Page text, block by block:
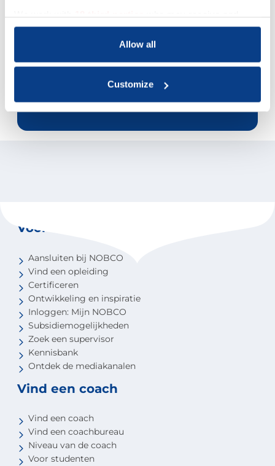
process your information.
Allow all
Customize
organisaties met commerciële
doeleinden. Indien gewenst kun je
Gussinklo, bestuurslid van NOBCO, via
het e-mailadresinfo@nobco.nl.
Voor coaches
Aansluiten bij NOBCO
Vind een opleiding
Certificeren
Ontwikkeling en inspiratie
Inloggen: Mijn NOBCO
Subsidiemogelijkheden
Zoek een supervisor
Kennisbank
Ontdek de mediakanalen
Vind een coach
Vind een coach
Vind een coachbureau
Niveau van de coach
Voor studenten